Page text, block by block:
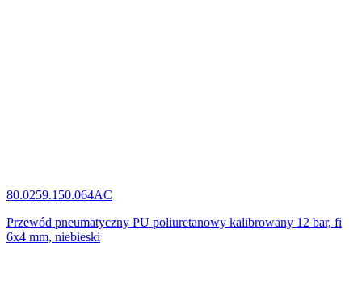
80.0259.150.064AC
Przewód pneumatyczny PU poliuretanowy kalibrowany 12 bar, fi
6x4 mm, niebieski